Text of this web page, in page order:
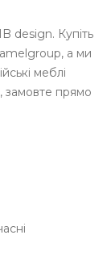
design. Купіть
а ми
меблі
замовте прямо